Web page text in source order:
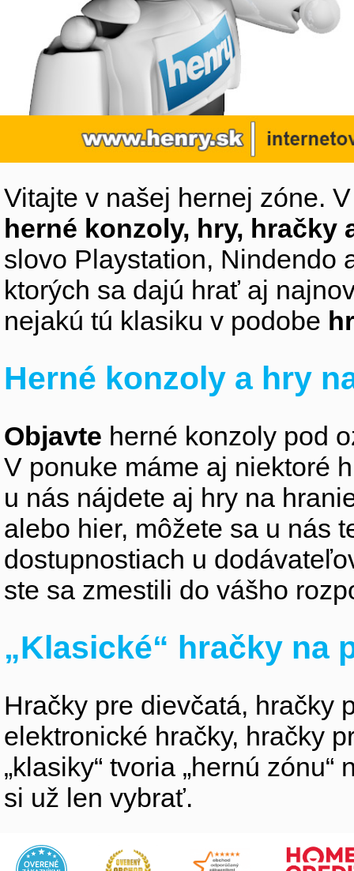
Vitajte v našej hernej zóne.
herné konzoly, hry, hračky
slovo Playstation, Nindendo
ktorých sa dajú hrať aj
nejakú tú klasiku v podobe
Herné konzoly a hry
Objavte herné konzoly pod
V ponuke máme aj niektoré
u nás nájdete aj hry na
alebo hier, môžete sa u nás
dostupnostiach u
ste sa zmestili do vášho
„Klasické“ hračky na
Hračky pre dievčatá, hračky
elektronické hračky, hračky
„klasiky“ tvoria „hernú
si už len vybrať.